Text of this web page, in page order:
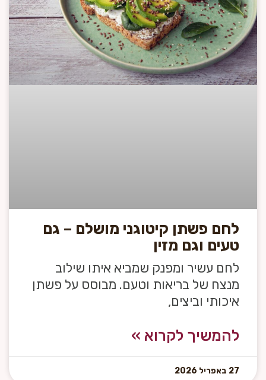
לחם פשתן קיטוגני מושלם – גם
טעים וגם מזין
לחם עשיר ומפנק שמביא איתו שילוב
מנצח של בריאות וטעם. מבוסס על פשתן
איכותי וביצים,
להמשיך לקרוא »
27 באפריל 2026